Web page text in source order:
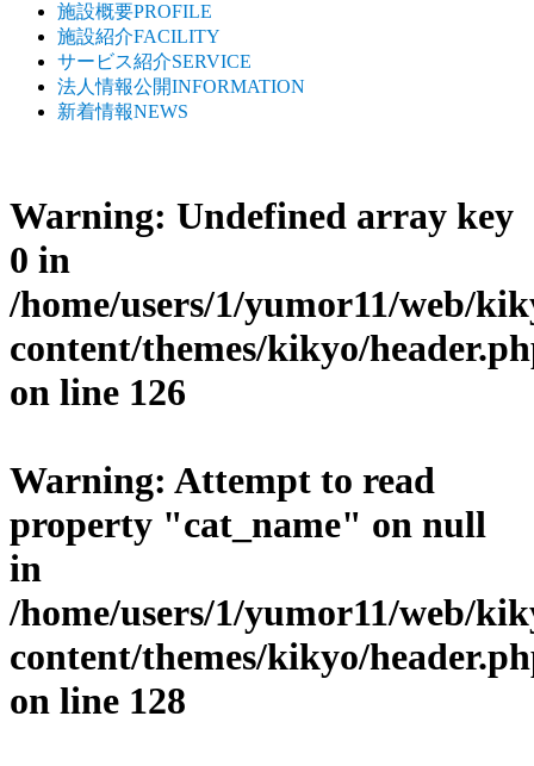
施設概要PROFILE
施設紹介FACILITY
サービス紹介SERVICE
法人情報公開INFORMATION
新着情報NEWS
Warning: Undefined array key
0 in
/home/users/1/yumor11/web/
content/themes/kikyo/
on line 126
Warning: Attempt to read
property "cat_name" on null
in
/home/users/1/yumor11/web/
content/themes/kikyo/
on line 128